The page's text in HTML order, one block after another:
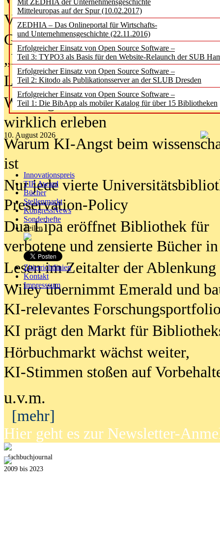
Mit ZEDHIA der Unternehmensgeschichte
Mitteleuropas auf der Spur (10.02.2017)
ZEDHIA – Das Onlineportal für Wirtschafts-
und Unternehmensgeschichte (22.11.2016)
Erfolgreicher Einsatz von Open Source Software –
Teil 3: TYPO3 als Basis für den Website-Relaunch der SUB
Erfolgreicher Einsatz von Open Source Software –
Teil 2: Kitodo als Publikationsserver an der SLUB Dresden
Erfolgreicher Einsatz von Open Source Software –
Teil 1: Die BibApp als mobiler Katalog für über 15 Bibliotheken
10. August 2026
Innovationspreis
TIP Award
Bücher
Stellenmarkt
KongressNews
Sonderhefte
Teilen
Zitierrichtlinien
Kontakt
Impresssum
Von Abschlusskleidern bis
Geisterjagd-Ausrüstung in der
„Library of Things“ unterwegs
Lesen als Infrastrukturaufgabe
Wie Jugendliche Social Media
wirklich erleben
Warum KI-Angst beim
ist
Nur jede vierte
Preservation-Policy
Dua Lipa eröffnet Bibliothek für
verbotene und zensierte Bücher
Lesen im Zeitalter der Ablenkung
Wiley übernimmt Emerald und
KI-relevantes
KI prägt den Markt für
Hörbuchmarkt wächst weiter,
KI-Stimmen stoßen auf
u.v.m.
[mehr]
Hier geht es zur Newsletter-
fachbuchjournal
2009 bis 2023